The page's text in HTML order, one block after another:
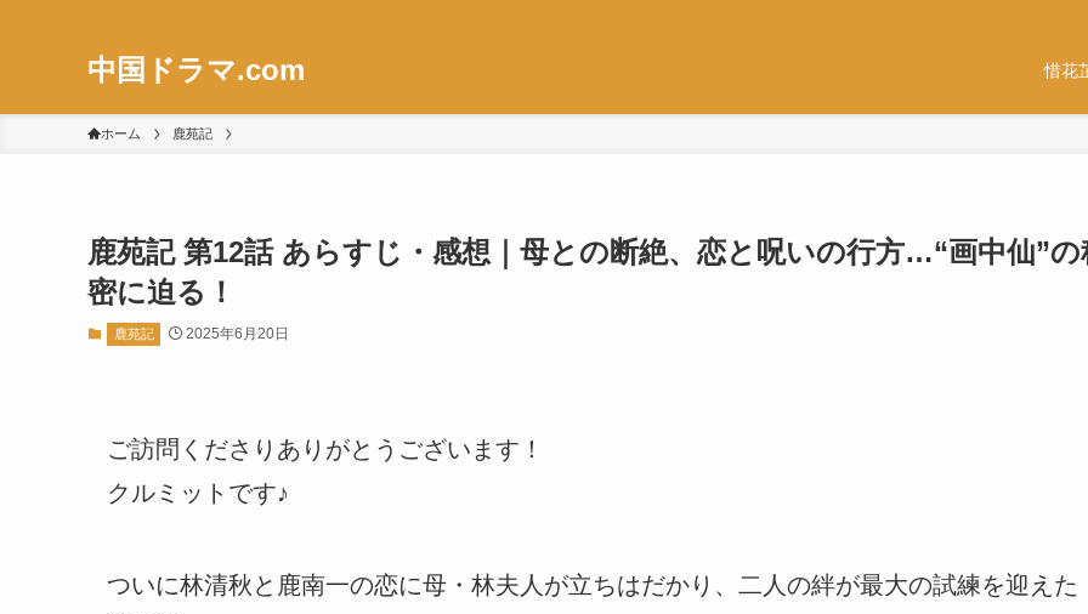
中国ドラマ.com 惜花
ホーム 鹿苑記
鹿苑記 第12話 あらすじ・感想｜母との断絶、恋と呪いの行方…“画中仙”の
密に迫る！
鹿苑記 2025年6月20日
ご訪問くださりありがとうございます！
クルミットです♪
ついに林清秋と鹿南一の恋に母・林夫人が立ちはだかり、二人の絆が最大の試練を迎えた